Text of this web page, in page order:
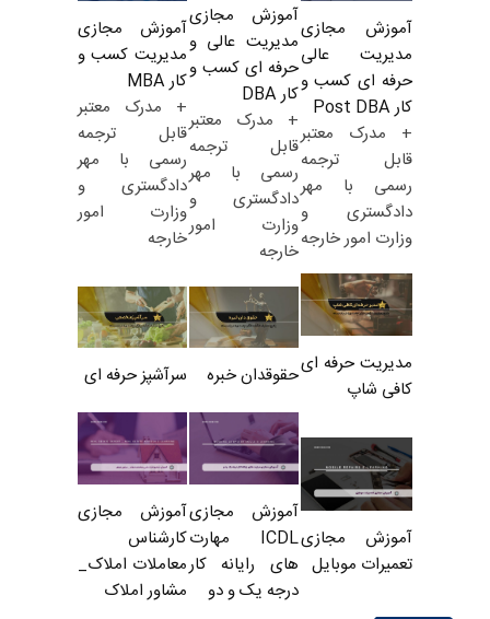
آموزش مجازی
مدیریت عالی
حرفه ای کسب و
کار Post DBA
+ مدرک معتبر
قابل ترجمه
رسمی با مهر
دادگستری و
وزارت امور خارجه
آموزش مجازی
مدیریت عالی و
حرفه ای کسب و
کار DBA
+ مدرک معتبر
قابل ترجمه
رسمی با مهر
دادگستری و
وزارت امور
خارجه
آموزش مجازی
مدیریت کسب و
کار MBA
+ مدرک معتبر
قابل ترجمه
رسمی با مهر
دادگستری و
وزارت امور
خارجه
مدیریت حرفه ای
کافی شاپ
حقوقدان خبره سرآشپز حرفه ای
آموزش مجازی
تعمیرات موبایل
آموزش مجازی
ICDL مهارت
های رایانه کار
درجه یک و دو
آموزش مجازی
کارشناس
معاملات املاک_
مشاور املاک